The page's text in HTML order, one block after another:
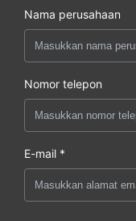
Nama perusahaan
Nomor telepon
E-mail *